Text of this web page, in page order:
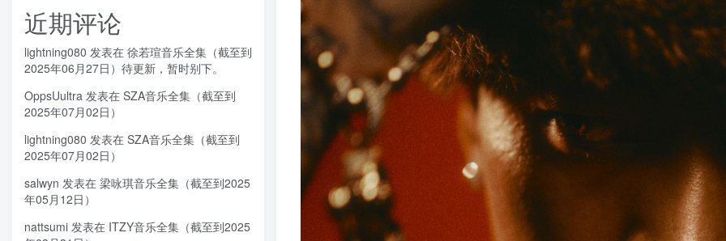
近期评论
lightning080 发表在 徐若瑄音乐全集（截至到
2025年06月27日）待更新，暂时别下。
OppsUultra 发表在 SZA音乐全集（截至到
2025年07月02日）
lightning080 发表在 SZA音乐全集（截至到
2025年07月02日）
salwyn 发表在 梁咏琪音乐全集（截至到2025
年05月12日）
nattsumi 发表在 ITZY音乐全集（截至到2025